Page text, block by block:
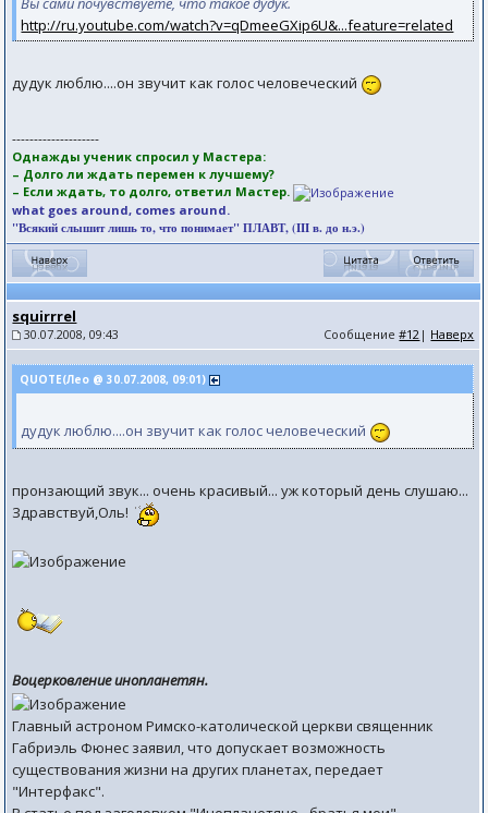
http://ru.youtube.com/watch?v=qDmeeGXip6U&...feature=related
дудук люблю....он звучит как голос человеческий
--------------------
Однажды ученик спросил у Мастера:
– Долго ли ждать перемен к лучшему?
– Если ждать, то долго, ответил Мастер.
what goes around, comes around.
"Всякий слышит лишь то, что понимает" ПЛАВТ, (III в. до н.э.)
squirrrel
30.07.2008, 09:43 Сообщение#12 | Наверх
QUOTE(Лео @ 30.07.2008, 09:01)
дудук люблю....он звучит как голос человеческий
пронзающий звук... очень красивый... уж который день слушаю...
Здравствуй,Оль!
Воцерковление инопланетян.
Главный астроном Римско-католической церкви священник
Габриэль Фюнес заявил, что допускает возможность
существования жизни на других планетах, передает
"Интерфакс".